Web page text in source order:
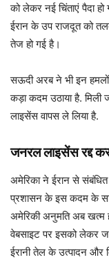
को लेकर नई चिंताएं पैदा
ईरान के उप राजदूत को
तेज हो गई है।
सऊदी अरब ने भी इन हमलों
कड़ा कदम उठाया है.
लाइसेंस वापस ले लिया है.
जनरल लाइसेंस रद्द
अमेरिका ने ईरान से
प्रशासन के इस कदम के
अमेरिकी अनुमति अब खत्म
वेबसाइट पर इसको लेकर
ईरानी तेल के उत्पादन